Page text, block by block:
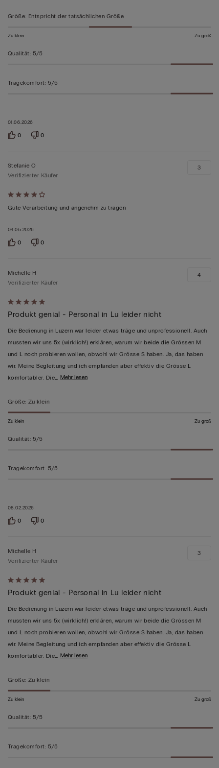
01.06.2026
Größe: Entspricht der tatsächlichen Größe
Zu klein Zu groß
Qualität: 5/5
Tragekomfort: 5/5
0 0
Mit
4
5
bewertet
04.05.2026
Stefanie O
Verifizierter Käufer
Gute Verarbeitung und angenehm zu tragen
3
0 0
Mit
5
von
5
bewertet
08.02.2026
Michelle H
Verifizierter Käufer
Produkt genial - Personal in Lu leider nicht
Die Bedienung in Luzern war leider etwas träge und unprofessionell. Auch
mussten wir uns 5x (wirklich!) erklären, warum wir beide die Grössen M
und L noch probieren wollen, obwohl wir Grösse S haben. Ja, das haben
wir. Meine Begleitung und ich empfanden aber effektiv die Grösse L
komfortabler. Die… Mehr lesen
4
Größe: Zu klein
Zu klein Zu groß
Qualität: 5/5
Tragekomfort: 5/5
0 0
Mit
5
von
5
bewertet
Michelle H
Verifizierter Käufer
Produkt genial - Personal in Lu leider nicht
Die Bedienung in Luzern war leider etwas träge und unprofessionell. Auch
mussten wir uns 5x (wirklich!) erklären, warum wir beide die Grössen M
und L noch probieren wollen, obwohl wir Grösse S haben. Ja, das haben
wir. Meine Begleitung und ich empfanden aber effektiv die Grösse L
komfortabler. Die… Mehr lesen
3
Größe: Zu klein
Zu klein Zu groß
Qualität: 5/5
Tragekomfort: 5/5